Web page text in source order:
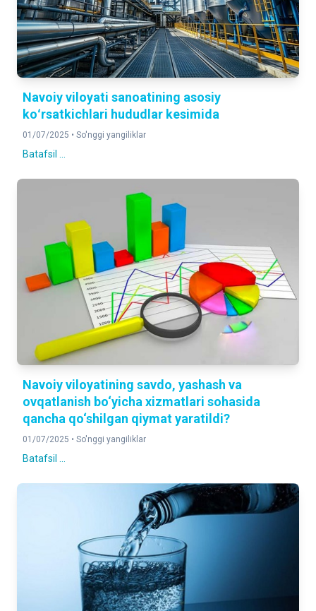
Navoiy viloyati sanoatining asosiy
koʻrsatkichlari hududlar kesimida
01/07/2025 • So'nggi yangiliklar
Batafsil ...
Navoiy viloyatining savdo, yashash va
ovqatlanish bo‘yicha xizmatlari sohasida
qancha qo‘shilgan qiymat yaratildi?
01/07/2025 • So'nggi yangiliklar
Batafsil ...